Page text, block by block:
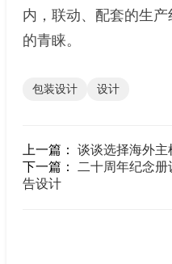
内，联动、配套的生
的青睐。
包装设计 设计
上一篇： 谈谈选择海外主
下一篇：
二十周年纪念
告设计